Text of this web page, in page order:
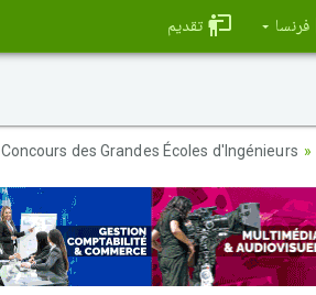
فرنسا تقديم
Concours des Grandes Écoles d'Ingénieurs